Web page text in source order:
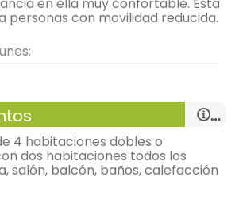
personas con movilidad reducida.
4 habitaciones dobles o
dos habitaciones todos los
salón, balcón, baños, calefacción